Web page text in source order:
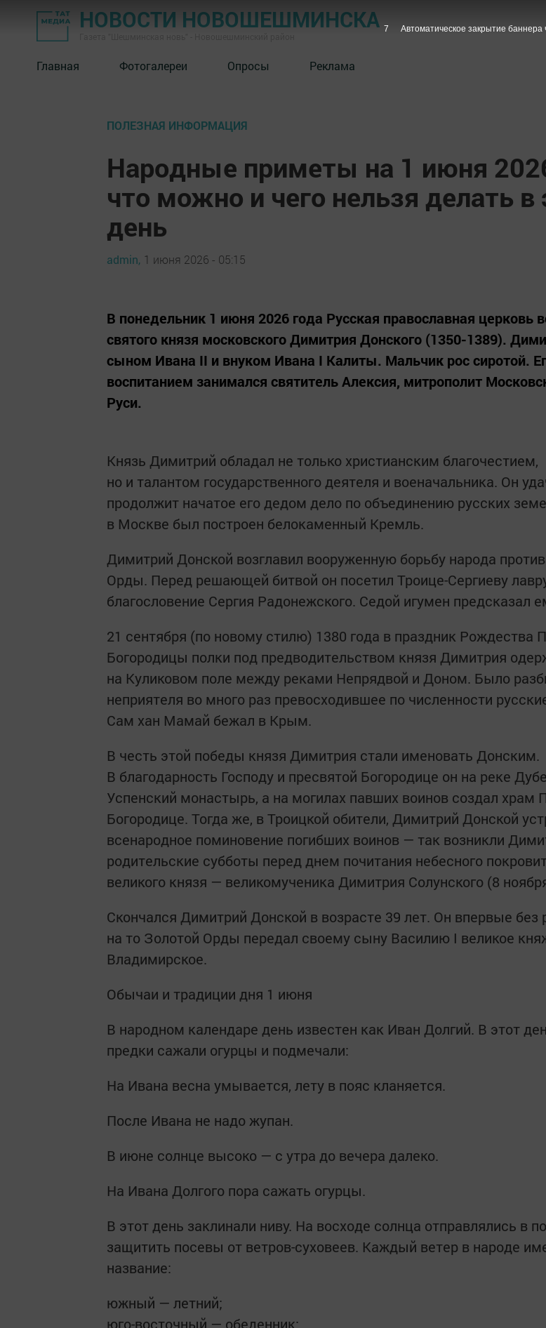
НОВОСТИ НОВОШЕШМИНСКА
Главная Фотогалереи Опросы Реклама
ПОЛЕЗНАЯ ИНФОРМАЦИЯ
Народные приметы на 1 июня
что можно и чего нельзя делать в
день
admin, 1 июня 2026 - 05:15
В понедельник 1 июня 2026 года Русская православная церковь
святого князя московского Димитрия Донского (1350-1389).
сыном Ивана II и внуком Ивана I Калиты. Мальчик рос сиротой.
воспитанием занимался святитель Алексия, митрополит
Руси.
Князь Димитрий обладал не только христианским благочестием,
но и талантом государственного деятеля и военачальника. Он
продолжит начатое его дедом дело по объединению русских
в Москве был построен белокаменный Кремль.
Димитрий Донской возглавил вооруженную борьбу народа
Орды. Перед решающей битвой он посетил Троице-Сергиеву
благословение Сергия Радонежского. Седой игумен предсказал
21 сентября (по новому стилю) 1380 года в праздник Рождества
Богородицы полки под предводительством князя Димитрия
на Куликовом поле между реками Непрядвой и Доном. Было
неприятеля во много раз превосходившее по численности
Сам хан Мамай бежал в Крым.
В честь этой победы князя Димитрия стали именовать Донским.
В благодарность Господу и пресвятой Богородице он на реке
Успенский монастырь, а на могилах павших воинов создал храм
Богородице. Тогда же, в Троицкой обители, Димитрий Донской
всенародное поминовение погибших воинов — так возникли
родительские субботы перед днем почитания небесного
великого князя — великомученика Димитрия Солунского (8
Скончался Димитрий Донской в возрасте 39 лет. Он впервые без
на то Золотой Орды передал своему сыну Василию I великое
Владимирское.
Обычаи и традиции дня 1 июня
В народном календаре день известен как Иван Долгий. В этот
предки сажали огурцы и подмечали:
На Ивана весна умывается, лету в пояс кланяется.
После Ивана не надо жупан.
В июне солнце высоко — с утра до вечера далеко.
На Ивана Долгого пора сажать огурцы.
В этот день заклинали ниву. На восходе солнца отправлялись в
защитить посевы от ветров-суховеев. Каждый ветер в народе
название:
южный — летний;
юго-восточный — обеденник;
6 Автоматическое закрытие баннера